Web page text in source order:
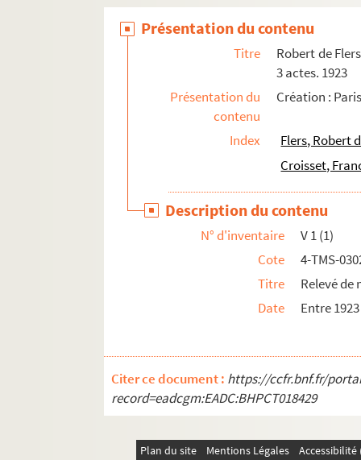
Han Ryner. La vipère : drame en 2 actes. 1918
John Boynton Priestley. Virage dangereux :
Michel André. Virginie : comédie en 3 actes.
Yvonne Gautier, Francis Dereyne. Un visage
Vision de Paris : spectacle. 1978
Daniel Riche. La visite : comédie en 1 acte.
Friedrich Dürrenmatt. La visite de la vieille
Alexandre Dumas fils. Une visite de noces :
René Fauchois. Vitrail : 1 acte en vers. 1916
Eugène Labiche, Édouard Martin. Les
Pierre Wolff. Vive l'armée! : comédie en 1
Xavier de Montepin. Les viveurs de Paris :
François de Curel. La viveuse et le moribond
André Pascal, Pierre Delbet. La vocation :
Présentation du contenu
Titre
Robert de
3 actes. 1923
Présentation du
contenu
Création :
Index
Flers, Robert
Croisset,
Description du contenu
N° d'inventaire
V 1 (1)
Cote
4-TMS-
Titre
Relevé de
Date
Entre
Citer ce document : https://ccfr.bnf.fr/
record=eadcgm:EADC:BHPCT018429
Plan du site Mentions Légales